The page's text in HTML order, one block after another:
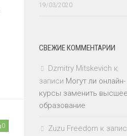
0
19/03/2020
СВЕЖИЕ КОММЕНТАРИИ
Dzmitry Mitskevich к
записи Могут ли онлайн-
курсы заменить
образование
Zuzu Freedom к